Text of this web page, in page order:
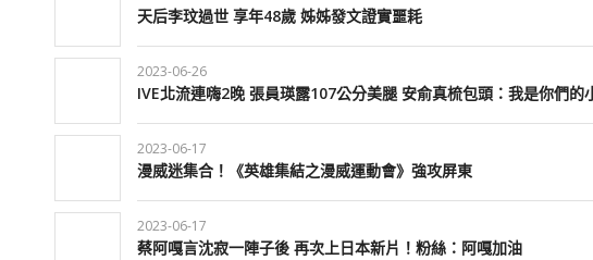
天后李玟過世 享年48歲 姊姊發文證實噩耗
2023-06-26
IVE北流連嗨2晚 張員瑛露107公分美腿 安俞真梳包頭：我是你們的
2023-06-17
漫威迷集合！《英雄集結之漫威運動會》強攻屏東
2023-06-17
蔡阿嘎言沈寂一陣子後 再次上日本新片！粉絲：阿嘎加油